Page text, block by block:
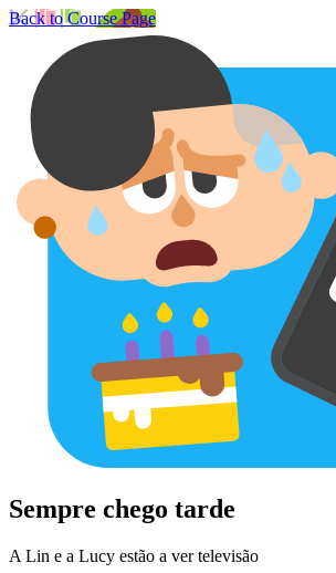
Back to Course Page
Sempre chego tarde
A Lin e a Lucy estão a ver televisão